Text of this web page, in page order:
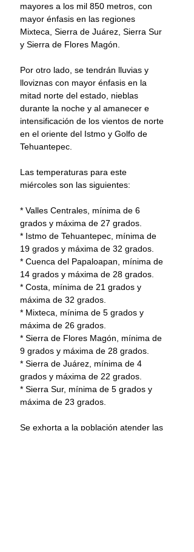
mayores a los mil 850 metros, con
mayor énfasis en las regiones
Mixteca, Sierra de Juárez, Sierra Sur
y Sierra de Flores Magón.
Por otro lado, se tendrán lluvias y
lloviznas con mayor énfasis en la
mitad norte del estado, nieblas
durante la noche y al amanecer e
intensificación de los vientos de norte
en el oriente del Istmo y Golfo de
Tehuantepec.
Las temperaturas para este
miércoles son las siguientes:
* Valles Centrales, mínima de 6
grados y máxima de 27 grados.
* Istmo de Tehuantepec, mínima de
19 grados y máxima de 32 grados.
* Cuenca del Papaloapan, mínima de
14 grados y máxima de 28 grados.
* Costa, mínima de 21 grados y
máxima de 32 grados.
* Mixteca, mínima de 5 grados y
máxima de 26 grados.
* Sierra de Flores Magón, mínima de
9 grados y máxima de 28 grados.
* Sierra de Juárez, mínima de 4
grados y máxima de 22 grados.
* Sierra Sur, mínima de 5 grados y
máxima de 23 grados.
Se exhorta a la población atender las